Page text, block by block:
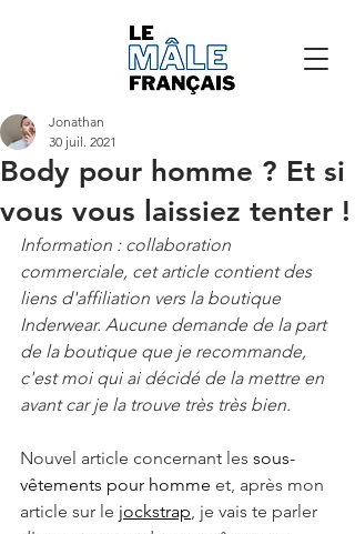
Body pour homme ? Et si
vous vous laissiez tenter !
Jonathan
30 juil. 2021
Information : collaboration
commerciale, cet article contient des
liens d'affiliation vers la boutique
Inderwear. Aucune demande de la part
de la boutique que je recommande,
c'est moi qui ai décidé de la mettre en
avant car je la trouve très très bien.
Nouvel article concernant les sous-
vêtements pour homme et, après mon
article sur le jockstrap, je vais te parler